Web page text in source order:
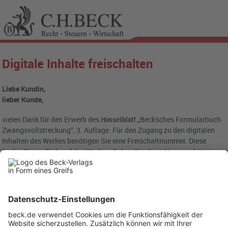
Digitale Inhalte freischalten
Liebe Kundin,
lieber Kunde,
vielen Dank für den Erwerb desHasselblatt „Beck'sches Formularbuch
Zwangsvollstreckung“, 3. Auflage. Für den Zugang zu den digitalen
Inhalten des Werkes benötigen Sie eine Freischaltnummer. Diese
finden Sie im Einband des Werkes. Geben Sie diese Nummer bitte in
das folgende Eingabefeld ein: